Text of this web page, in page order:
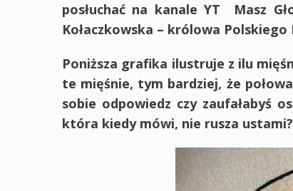
posłuchać na kanale YT Masz
Kołaczkowska – królowa
Poniższa grafika ilustruje z ilu
te mięśnie, tym bardziej, że
sobie odpowiedz czy zaufałabyś
która kiedy mówi, nie rusza